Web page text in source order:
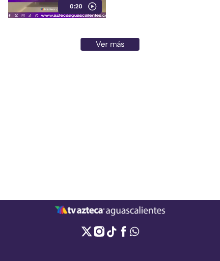
0:20
Ver más